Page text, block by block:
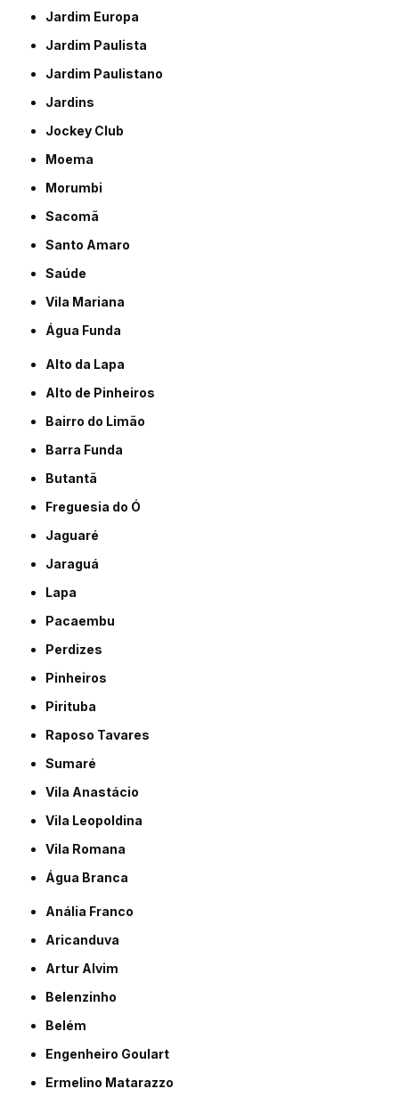
Jardim Europa
Jardim Paulista
Jardim Paulistano
Jardins
Jockey Club
Moema
Morumbi
Sacomã
Santo Amaro
Saúde
Vila Mariana
Água Funda
Alto da Lapa
Alto de Pinheiros
Bairro do Limão
Barra Funda
Butantã
Freguesia do Ó
Jaguaré
Jaraguá
Lapa
Pacaembu
Perdizes
Pinheiros
Pirituba
Raposo Tavares
Sumaré
Vila Anastácio
Vila Leopoldina
Vila Romana
Água Branca
Anália Franco
Aricanduva
Artur Alvim
Belenzinho
Belém
Engenheiro Goulart
Ermelino Matarazzo